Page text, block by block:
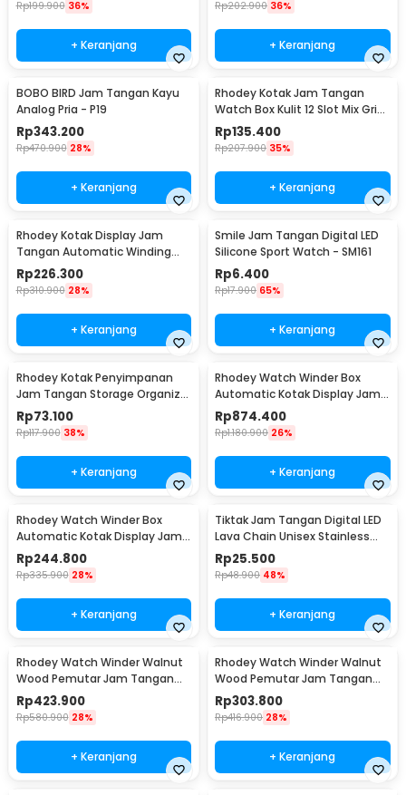
Rp199.900 36%
+ Keranjang
Rp202.900 36%
+ Keranjang
BOBO BIRD Jam Tangan Kayu
Analog Pria - P19
Rp343.200
Rp470.900 28%
+ Keranjang
Rhodey Kotak Jam Tangan
Watch Box Kulit 12 Slot Mix Grid
30x20x8cm - JO12
Rp135.400
Rp207.900 35%
+ Keranjang
Rhodey Kotak Display Jam
Tangan Automatic Winding
Watch Box - J125F DE
Rp226.300
Rp310.900 28%
+ Keranjang
Smile Jam Tangan Digital LED
Silicone Sport Watch - SM161
Rp6.400
Rp17.900 65%
+ Keranjang
Rhodey Kotak Penyimpanan
Jam Tangan Storage Organizer
Watch Box 6 Grid - NIE6
Rp73.100
Rp117.900 38%
+ Keranjang
Rhodey Watch Winder Box
Automatic Kotak Display Jam
Tangan 4 Slot - SKW14
Rp874.400
Rp1.180.900 26%
+ Keranjang
Rhodey Watch Winder Box
Automatic Kotak Display Jam
Tangan 1 Slot - SKW14
Rp244.800
Rp335.900 28%
+ Keranjang
Tiktak Jam Tangan Digital LED
Lava Chain Unisex Stainless
Steel Strap - TK-4
Rp25.500
Rp48.900 48%
+ Keranjang
Rhodey Watch Winder Walnut
Wood Pemutar Jam Tangan
Otomatis 2 Slot - SKW166-B
Rp423.900
Rp580.900 28%
+ Keranjang
Rhodey Watch Winder Walnut
Wood Pemutar Jam Tangan
Otomatis 1 Slot - SKW165-B
Rp303.800
Rp416.900 28%
+ Keranjang